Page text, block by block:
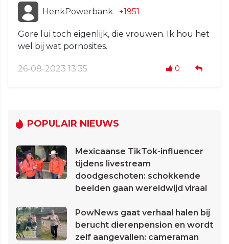
HenkPowerbank +1951
Gore lui toch eigenlijk, die vrouwen. Ik hou het
wel bij wat pornosites.
26-08-2023 13:35 0
POPULAIR NIEUWS
Mexicaanse TikTok-influencer
tijdens livestream
doodgeschoten: schokkende
beelden gaan wereldwijd viraal
PowNews gaat verhaal halen bij
berucht dierenpension en wordt
zelf aangevallen: cameraman